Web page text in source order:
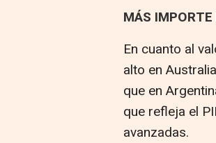
MÁS
En cuanto al
alto en
que en
que refleja el
avanzadas.